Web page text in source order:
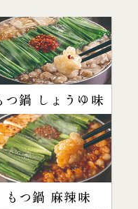
つ鍋 しょうゆ味
もつ鍋 麻辣味